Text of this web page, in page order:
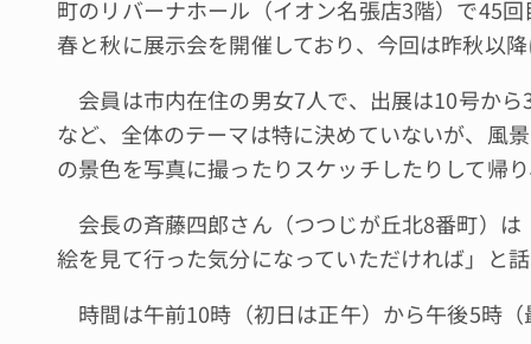
町のリバーナホール（イオン名張店3階）で45
春と秋に展示会を開催しており、今回は昨秋以
会員は市内在住の男女7人で、出展は10号か
など、全体のテーマは特に決めていないが、風
の景色を写真に撮ったりスケッチしたりして帰
会長の斉藤四郎さん（つつじが丘北8番町）
絵を見て行った気分になっていただければ」と
時間は午前10時（初日は正午）から午後5時